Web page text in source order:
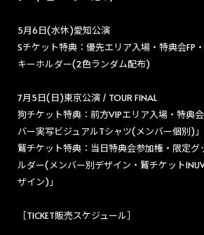
5月6日(水休)愛知公演
Sチケット特典：優先エリア入場・特典会FP
キーホルダー(2色ランダム配布)
7月5日(日)東京公演 / TOUR FINAL
狗チケット特典：前方VIPエリア入場・特典
バー実写ビジュアルTシャツ(メンバー個別)」
鷲チケット特典：当日特典会参加権・限定グ
ルダー(メンバー別デザイン・鷲チケット
ザイン)」
［TICKET販売スケジュール］